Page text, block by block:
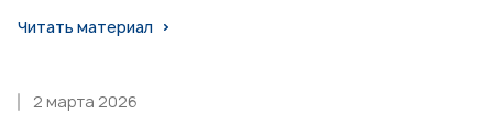
Читать материал
2 марта 2026